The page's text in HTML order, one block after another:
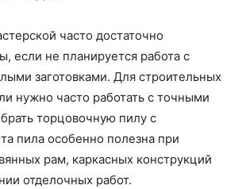
часто достаточно
если не планируется работа с
заготовками. Для строительных
нужно часто работать с точными
торцовочную пилу с
пила особенно полезна при
рам, каркасных конструкций
отделочных работ.